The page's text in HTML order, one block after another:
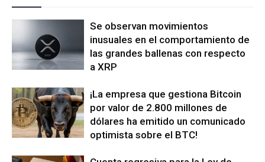
Se observan movimientos
inusuales en el comportamiento de
las grandes ballenas con respecto
a XRP
¡La empresa que gestiona Bitcoin
por valor de 2.800 millones de
dólares ha emitido un comunicado
optimista sobre el BTC!